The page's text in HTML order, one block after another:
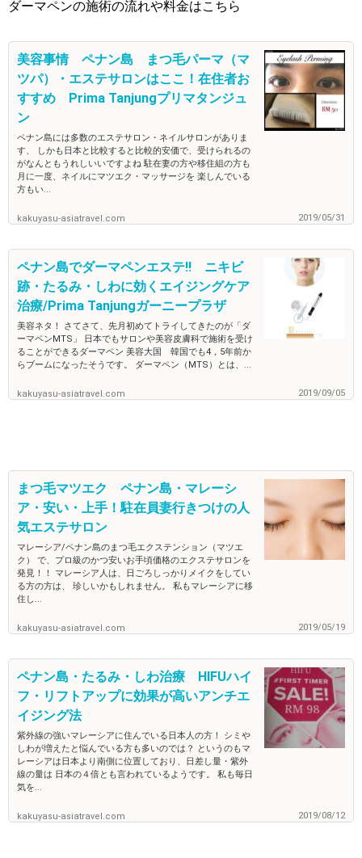
ダーマペンの施術の流れや料金はこちら
美容事情 ペナン島 まつ毛パーマ（マ
ツパ）・エステサロンはここ！在住者お
すすめ Prima Tanjungプリマタンジュ
ン
ペナン島には多数のエステサロン・ネイルサロンがありま
す、 しかも日本と比較すると比較的安価で、受けられるの
がなんともうれしいいですよね 駐在妻の方や移住組の方も
月に一度、ネイルにマツエク・マッサージを 楽しんでいる
方もい...
kakuyasu-asiatravel.com 2019/05/31
ペナン島でダーマペンエステ‼ ニキビ
跡・たるみ・しわに効くエイジングケア
治療/Prima Tanjungガーニープラザ
美容ネタ！ さてさて、先月初めてトライしてきたのが「ダ
ーマペンMTS」 日本でもサロンや美容皮膚科で施術を受け
ることができるダーマペン 美容大国 韓国でも4，5年前か
らブームになったそうです。 ダーマペン（MTS）とは、...
kakuyasu-asiatravel.com 2019/09/05
まつ毛マツエク ペナン島・マレーシ
ア・安い・上手！駐在員妻行きつけの人
気エステサロン
マレーシア/ペナン島のまつ毛エクステンション（マツエ
ク） で、プロ級のかつ安いお手頃価格のエクステサロンを
発見！！ マレーシア人は、日ごろしっかりメイクをしてい
る方の方は、 珍しいかもしれません。 私もマレーシアに移
住し...
kakuyasu-asiatravel.com 2019/05/19
ペナン島・たるみ・しわ治療 HIFUハイ
フ・リフトアップに効果が高いアンチエ
イジング法
紫外線の強いマレーシアに住んでいる日本人の方！ シミや
しわが増えたと悩んでいる方も多いのでは？ というのもマ
レーシアは日本より南側に位置しており、日差し量・紫外
線の量は 日本の４倍とも言われているようです。 私も毎日
気を...
kakuyasu-asiatravel.com 2019/08/12